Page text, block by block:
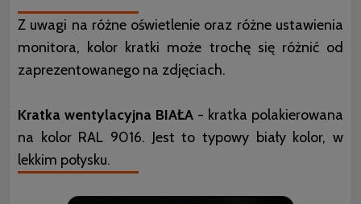
Z uwagi na różne oświetlenie oraz różne ustawienia
monitora, kolor kratki może trochę się różnić od
zaprezentowanego na zdjęciach.
Kratka wentylacyjna BIAŁA - kratka polakierowana
na kolor RAL 9016. Jest to typowy biały kolor, w
lekkim połysku.